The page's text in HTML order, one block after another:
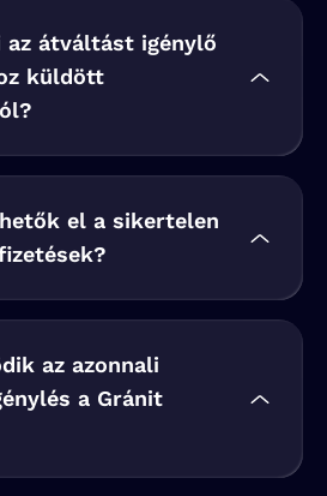
átváltást igénylő
küldött
el a sikertelen
az azonnali
a Gránit